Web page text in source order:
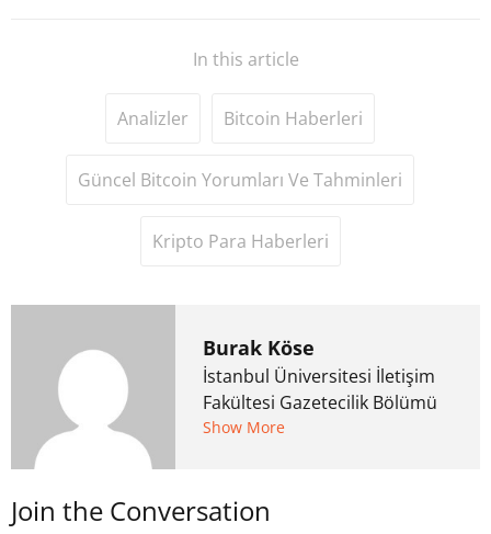
In this article
Analizler Bitcoin Haberleri
Güncel Bitcoin Yorumları Ve Tahminleri
Kripto Para Haberleri
Burak Köse
İstanbul Üniversitesi İletişim
Fakültesi Gazetecilik Bölümü
mezunu. 6 yıl ana akım
kurdu. 2017'nin Mayıs ayından
Show More
Join the Conversation